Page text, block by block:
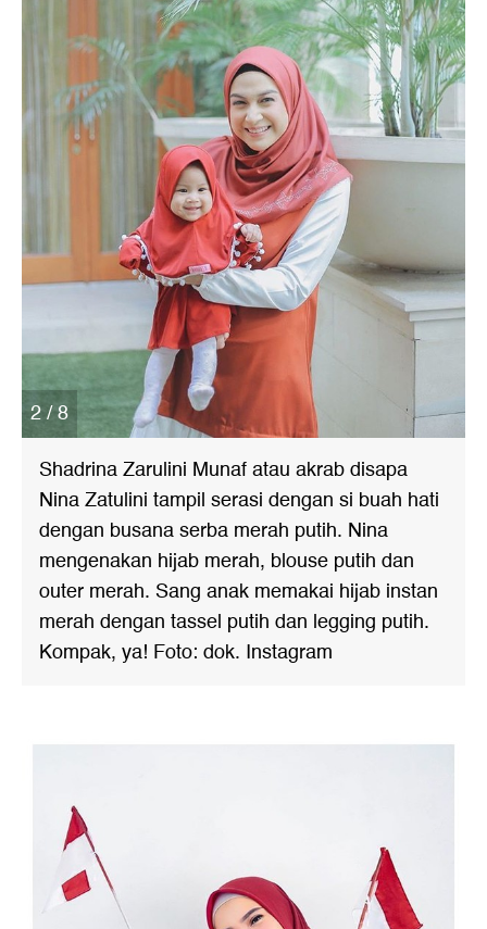
2 / 8
Shadrina Zarulini Munaf atau akrab disapa
Nina Zatulini tampil serasi dengan si buah hati
dengan busana serba merah putih. Nina
mengenakan hijab merah, blouse putih dan
outer merah. Sang anak memakai hijab instan
merah dengan tassel putih dan legging putih.
Kompak, ya! Foto: dok. Instagram